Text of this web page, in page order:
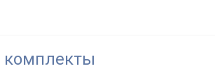
комплекты